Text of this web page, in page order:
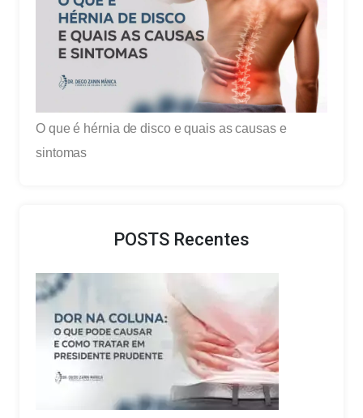
O que é hérnia de disco e quais as causas e
sintomas
POSTS Recentes